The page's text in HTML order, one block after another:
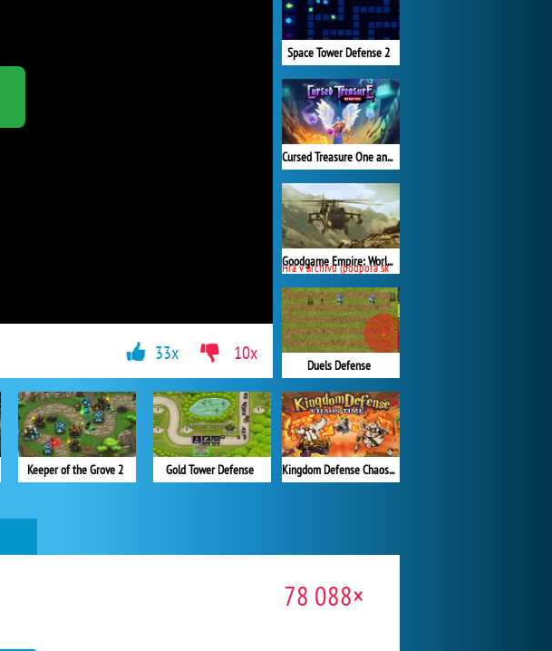
Space Tower Defense 2
Cursed Treasure One and Half
Goodgame Empire: World War 3
Hra v archivu (podpora skončila)
Duels Defense
Kingdom Defense Chaos Time
Keeper of the Grove 2 Gold Tower Defense
33x 10x
78 088×